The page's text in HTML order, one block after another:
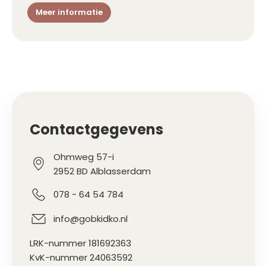
Meer informatie
Contactgegevens
Ohmweg 57-i
2952 BD Alblasserdam
078 - 64 54 784
info@gobkidko.nl
LRK-nummer 181692363
KvK-nummer 24063592